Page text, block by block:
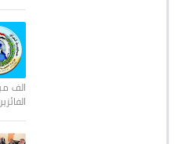
الف